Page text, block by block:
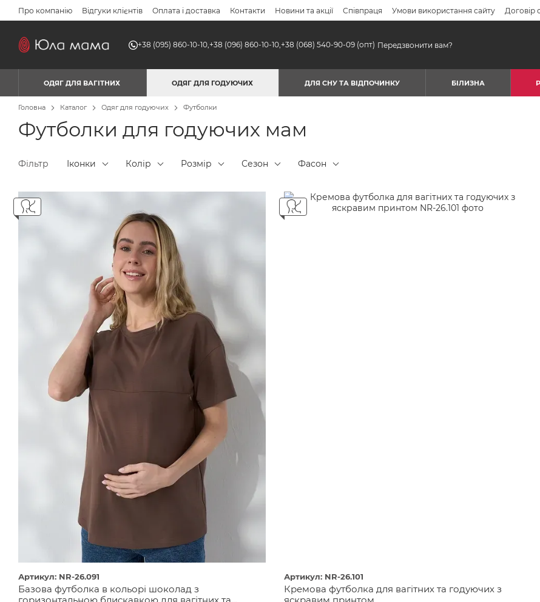
Перейти до основного контенту
Про компанію Відгуки клієнтів Оплата і доставка Контакти Новини та акції Співпраця Умови використання сайту Договір
+38 (095) 860-10-10,+38 (096) 860-10-10,+38 (068) 540-90-09 (опт) Передзвонити вам?
ОДЯГ ДЛЯ ВАГІТНИХ ОДЯГ ДЛЯ ГОДУЮЧИХ ДЛЯ СНУ ТА ВІДПОЧИНКУ БІЛИЗНА
Головна Каталог Одяг для годуючих Футболки
Футболки для годуючих мам
Фільтр Іконки Колір Розмір Сезон Фасон
Артикул: NR-26.091
Базова футболка в кольорі шоколад з
Артикул: NR-26.101
Кремова футболка для вагітних та годуючих з